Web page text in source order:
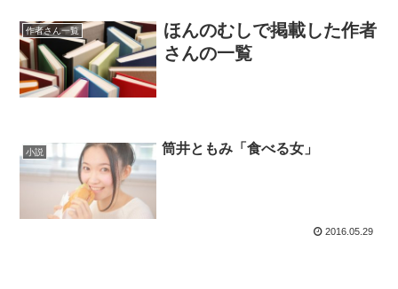
作者さん一覧
ほんのむしで掲載した作者
さんの一覧
小説 筒井ともみ「食べる女」
2016.05.29